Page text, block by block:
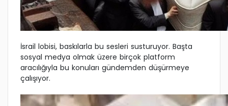
İsrail lobisi, baskılarla bu sesleri susturuyor. Başta
sosyal medya olmak üzere birçok platform
aracılığıyla bu konuları gündemden düşürmeye
çalışıyor.